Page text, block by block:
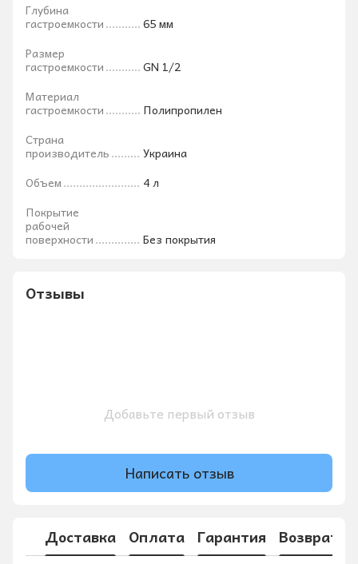
Глубина
гастроемкости
65 мм
Размер
гастроемкости
GN 1/2
Материал
гастроемкости
Полипропилен
Страна
производитель
Украина
Объем
4 л
Покрытие
рабочей
поверхности Без покрытия
Отзывы
Добавьте первый отзыв
Написать отзыв
Доставка Оплата Гарантия Возврат